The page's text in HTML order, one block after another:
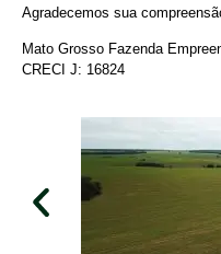
Agradecemos sua
Mato Grosso Fazenda
CRECI J: 16824